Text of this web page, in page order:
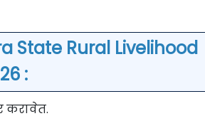
State Rural Livelihood
:
करावेत.